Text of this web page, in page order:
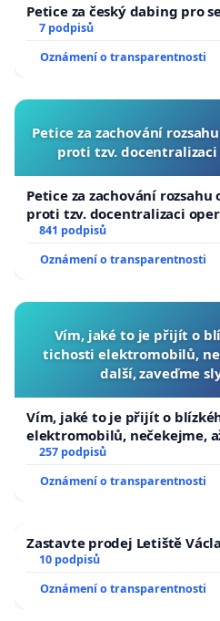
Petice za český dabing pro
7 podpisů
Oznámení o transparentnosti
Petice za zachování
proti tzv.
Petice za zachování
proti tzv. docentralizaci
841 podpisů
Oznámení o transparentnosti
Vím, jaké to je přijít o
tichosti elektromobilů,
další, zaveďme
Vím, jaké to je přijít o
elektromobilů, nečekejme,
zaveďme slyšitelná auta!
257 podpisů
Oznámení o transparentnosti
Zastavte prodej Letiště
10 podpisů
Oznámení o transparentnosti